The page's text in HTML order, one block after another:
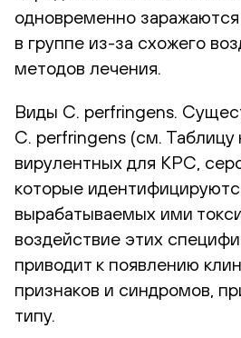
одновременно заражаются
в группе из-за схожего
методов лечения.
Виды C. perfringens.
C. perfringens (см. Таблицу
вирулентных для КРС,
которые
вырабатываемых ими
воздействие этих
приводит к появлению
признаков и синдромов,
типу.